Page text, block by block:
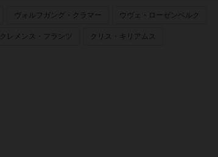
ヴォルフガング・クラマー ウヴェ・ローゼンベルク
クレメンス・フランツ クリス・キリアムス